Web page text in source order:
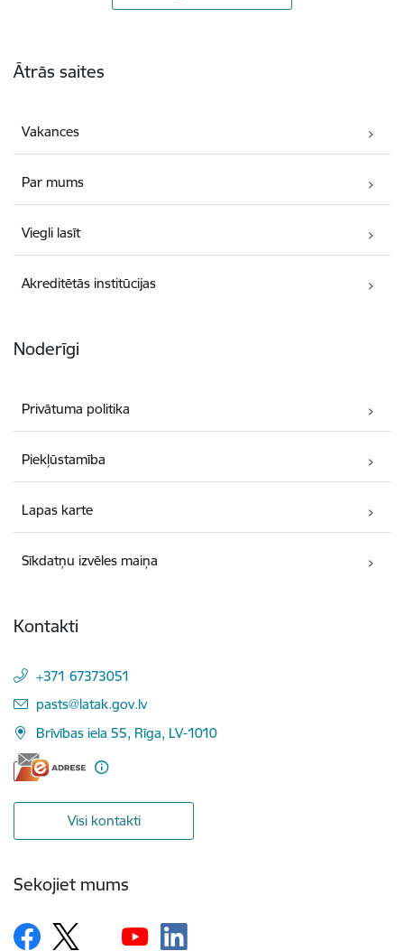
Ātrās saites
Vakances
Par mums
Viegli lasīt
Akreditētās institūcijas
Noderīgi
Privātuma politika
Piekļūstamība
Lapas karte
Sīkdatņu izvēles maiņa
Kontakti
+371 67373051
E-pasts:
pasts@latak.gov.lv
Brīvības iela 55, Rīga, LV-1010
Visi kontakti
Sekojiet mums